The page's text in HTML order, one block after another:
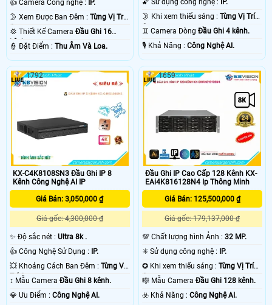
👍 Camera Công nghệ :
IP.
🌛 Xem Được Ban Đêm : Từng Vị Trí
Camera .
💢 Thiết Kế Camera Đầu Ghi 16
kênh.
️👮 Đặt Điểm : Thu Âm Và Loa.
🌛 Khi xem thiếu sáng :Từng Vị Trí
Camera .
♊ Camera DòngĐầu Ghi 4 kênh.
️🎙 Khả Năng :Công Nghệ AI.
KX-C4K8108SN3 Đầu Ghi IP 8
Kênh Công Nghệ AI IP
Giá Bán: 3,050,000 ₫
Giá gốc: 4,300,000 ₫
✨ Độ sắc nét : Ultra 8k .
👍 Công Nghệ Sử Dụng :
IP.
💥 Khoảng Cách Ban Đêm : Từng Vị
Trí Camera .
↕️ Mẫu Camera Đầu Ghi 8 kênh.
️💎 Ưu Điểm : Công Nghệ AI.
1792
Đầu Ghi IP Cao Cấp 128 Kênh KX-
EAi4K816128N4 Ip Thông Minh
Giá Bán: 125,500,000 ₫
Giá gốc: 179,137,000 ₫
💯 Chất lượng hình Ảnh :32 MP.
✳️ Sử dụng công nghệ :
IP.
✪ Khi xem thiếu sáng :Từng Vị Trí
Camera .
🎼️ Mẫu CameraĐầu Ghi 128 kênh.
️☣️ Khả Năng :Công Nghệ AI.
1659